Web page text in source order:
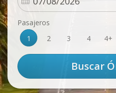
Pasajeros
1
2 3 4 4+